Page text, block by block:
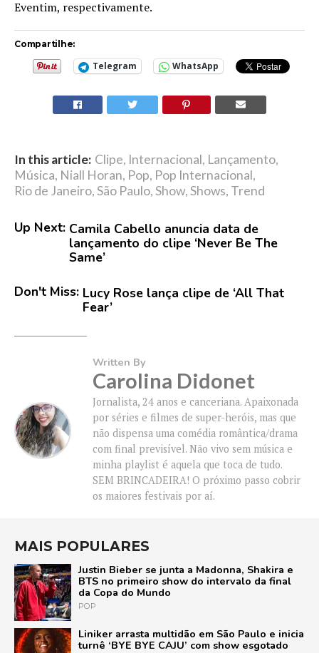
Eventim, respectivamente.
Compartilhe:
Telegram WhatsApp
In this article: Clipe, Internacional, Lançamento,
Música, Niall Horan, Pop, Pop Internacional,
Rio de Janeiro,São Paulo,Show,Shows, Trend
Up Next: Camila Cabello anuncia data de
lançamento do clipe ‘Never Be The
Same’
Don't Miss: Lucy Rose lança clipe de ‘All That
Fear’
Written By
Carolina Didonet
Jornalista, 24 anos e canceriana. Apaixonada
por séries e filmes de super-heróis, mas que
não dispensa uma comédia romântica/drama
com final previsível. Não vivo sem música e
minha playlist é aquela que toca de tudo.
SEM BRINCADEIRA! O próximo passo cobrir
os maiores festivais por aí.
MAIS POPULARES
Justin Bieber se junta a Madonna, Shakira e
BTS no primeiro show do intervalo da final
da Copa do Mundo
POP
Liniker arrasta multidão em São Paulo e inicia
turnê ‘BYE BYE CAJU’ com show esgotado